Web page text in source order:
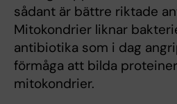
sådant är bättre riktade
Mitokondrier liknar
antibiotika som i dag
förmåga att bilda
mitokondrier.